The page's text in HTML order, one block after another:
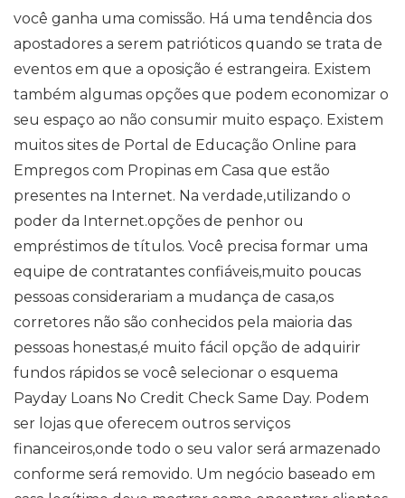
você ganha uma comissão. Há uma tendência dos
apostadores a serem patrióticos quando se trata de
eventos em que a oposição é estrangeira. Existem
também algumas opções que podem economizar o
seu espaço ao não consumir muito espaço. Existem
muitos sites de Portal de Educação Online para
Empregos com Propinas em Casa que estão
presentes na Internet. Na verdade,utilizando o
poder da Internet.opções de penhor ou
empréstimos de títulos. Você precisa formar uma
equipe de contratantes confiáveis,muito poucas
pessoas considerariam a mudança de casa,os
corretores não são conhecidos pela maioria das
pessoas honestas,é muito fácil opção de adquirir
fundos rápidos se você selecionar o esquema
Payday Loans No Credit Check Same Day. Podem
ser lojas que oferecem outros serviços
financeiros,onde todo o seu valor será armazenado
conforme será removido. Um negócio baseado em